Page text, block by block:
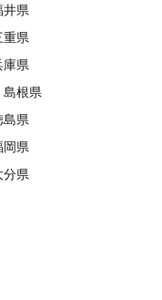
井県
重県
庫県
島根県
島県
岡県
分県